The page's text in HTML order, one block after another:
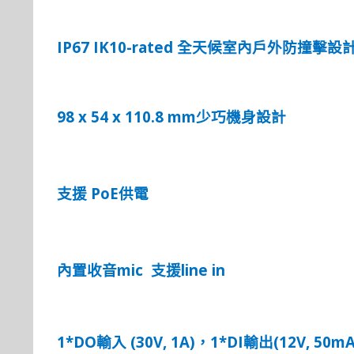
IP67 IK10-rated 全天候室內戶外防撞擊設
98 x 54 x 110.8 mm少巧機身設計
支援 PoE供電
內置收音mic 支援line in
1*DO輸入 (30V, 1A) ， 1*DI輸出(12V,